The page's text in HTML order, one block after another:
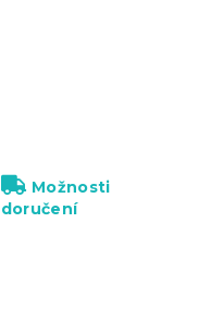
Možnosti
doručení